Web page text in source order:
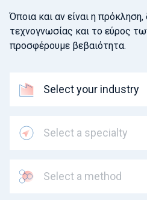
Όποια και αν είναι η
τεχνογνωσίας και το εύρος
προσφέρουμε βεβαιότητα.
Select your industry
Select a specialty
Select a method